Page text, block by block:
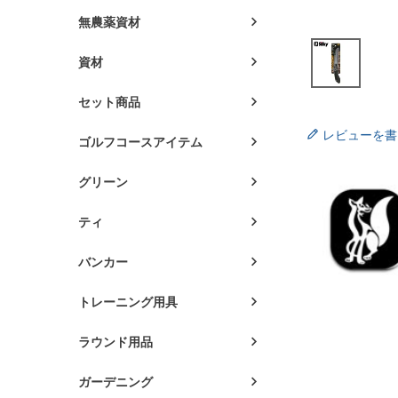
無農薬資材
資材
セット商品
ゴルフコースアイテム
グリーン
ティ
バンカー
トレーニング用具
ラウンド用品
ガーデニング
レビューを